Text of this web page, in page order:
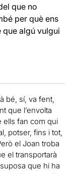
que no
per què ens
que algú vulgui
bé, sí, va fent,
que l’envolta
ells fan com qui
potser, fins i tot,
el Joan troba
el transportarà
que hi ha